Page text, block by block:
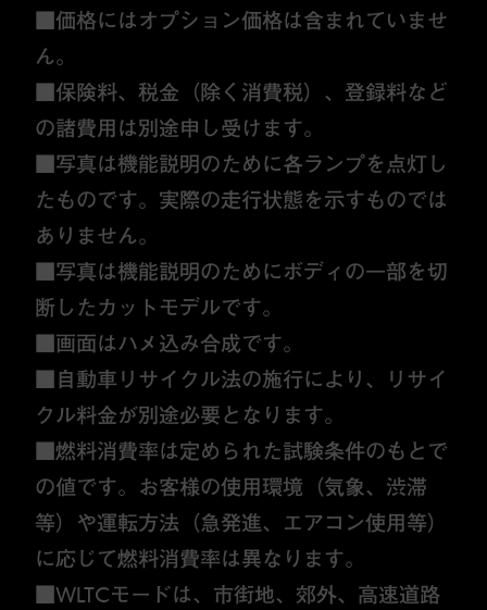
■価格にはオプション価格は含まれていませ
ん。
■保険料、税金（除く消費税）、登録料など
の諸費用は別途申し受けます。
■写真は機能説明のために各ランプを点灯し
たものです。実際の走行状態を示すものでは
ありません。
■写真は機能説明のためにボディの一部を切
断したカットモデルです。
■画面はハメ込み合成です。
■自動車リサイクル法の施行により、リサイ
クル料金が別途必要となります。
■燃料消費率は定められた試験条件のもとで
の値です。お客様の使用環境（気象、渋滞
等）や運転方法（急発進、エアコン使用等）
に応じて燃料消費率は異なります。
■WLTCモードは、市街地、郊外、高速道路